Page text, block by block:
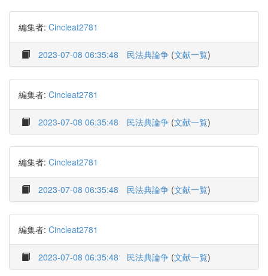
編集者: Cincleat2781
2023-07-08 06:35:48 民法典論争 (文献一覧)
編集者: Cincleat2781
2023-07-08 06:35:48 民法典論争 (文献一覧)
編集者: Cincleat2781
2023-07-08 06:35:48 民法典論争 (文献一覧)
編集者: Cincleat2781
2023-07-08 06:35:48 民法典論争 (文献一覧)